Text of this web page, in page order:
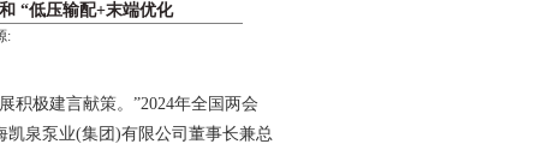
“低压输配+末端优化
:
积极建言献策。”2024年全国两会
泉泵业(集团)有限公司董事长兼总